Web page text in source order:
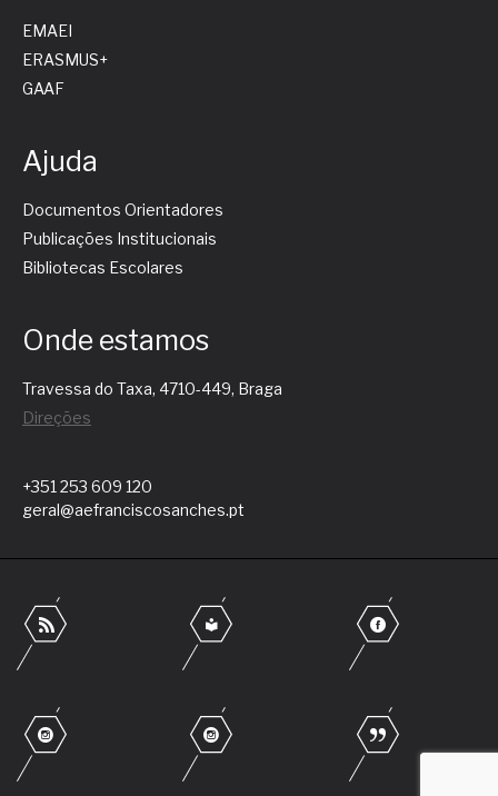
EMAEI
ERASMUS+
GAAF
Ajuda
Documentos Orientadores
Publicações Institucionais
Bibliotecas Escolares
Onde estamos
Travessa do Taxa, 4710-449, Braga
Direções
+351 253 609 120
geral@aefranciscosanches.pt